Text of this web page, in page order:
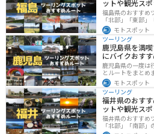
ットや観光ス
福島県のおすすめ
「北部」「東部
陸部には山々が連
観光スポットが多
ングに行く際は参
モトスポット
ツーリング
鹿児島県を満
にバイクおす
鹿児島県の一度は
とルートをまとめ
ト、温泉、山、海
ます。バイクで鹿
人は、参考にして
モトスポット
ツーリング
福井県のおす
ットや観光ス
福井県のおすすめ
「北部」「南部